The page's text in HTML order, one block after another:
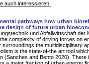
auch interessieren:
pathways how urban
design of future urban
und Abfallwirtschaft der
complexity of driving forces on
surroundings the multidisciplinary
is the state-of-the art tool
(Sanches and Bento 2020).
a major fraction of urban energy